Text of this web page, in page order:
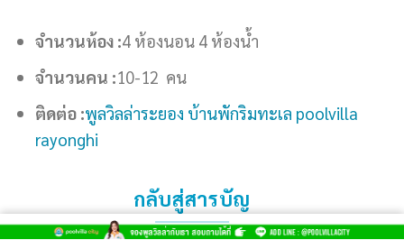
จำนวนห้อง :4 ห้องนอน 4 ห้องน้ำ
จำนวนคน :10-12 คน
ติดต่อ :พูลวิลล่าระยอง บ้านพักริมทะเล poolvilla
rayonghi
กลับสู่สารบัญ